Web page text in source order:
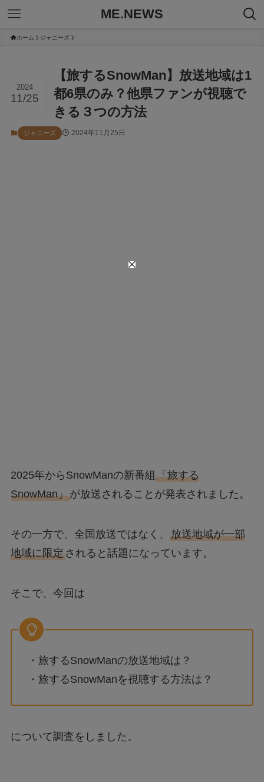
ME.NEWS
ホーム ジャニーズ
【旅するSnowMan】放送地域は1
都6県のみ？他県ファンが視聴で
きる３つの方法
2024
11/25
ジャニーズ 2024年11月25日
2025年からSnowManの新番組 「旅する
SnowMan」が放送されることが発表されました。
その一方で、全国放送ではなく、 放送地域が一部
地域に限定されると話題になっています。
そこで、今回は
・旅するSnowManの放送地域は？
・旅するSnowManを視聴する方法は？
について調査をしました。